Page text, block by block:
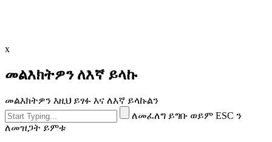
x
መልእክትዎን ለእኛ ይላኩ
መልእክትዎን እዚህ ይፃፉ እና ለእኛ ይላኩልን
ለመፈለግ ይግቡ ወይም ESC ን
ለመዝጋት ይምቱ